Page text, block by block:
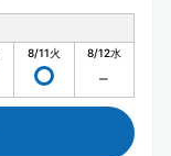
8/11火 8/12水